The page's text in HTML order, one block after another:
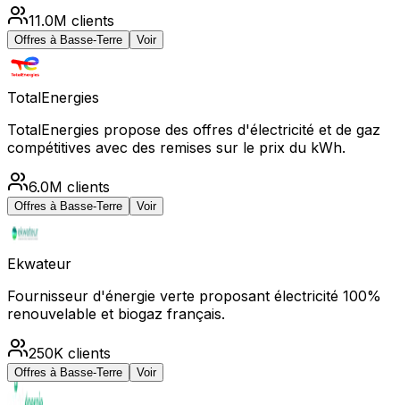
11.0M clients
Offres à Basse-Terre Voir
TotalEnergies
TotalEnergies propose des offres d'électricité et de gaz
compétitives avec des remises sur le prix du kWh.
6.0M clients
Offres à Basse-Terre Voir
Ekwateur
Fournisseur d'énergie verte proposant électricité 100%
renouvelable et biogaz français.
250K clients
Offres à Basse-Terre Voir